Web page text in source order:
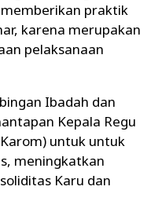
praktik
karena merupakan
pelaksanaan
Ibadah dan
Kepala Regu
untuk untuk
meningkatkan
Karu dan